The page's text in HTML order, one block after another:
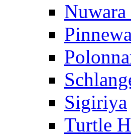
Sigiriya
Turtle